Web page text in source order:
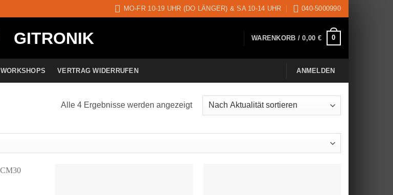
MO-FR 10-19 UHR (DO LÄNGER) & SA 10-14 UHR 040-5000990
WARENKORB /0,00 € 0
WORKSHOPS VERTRAG WIDERRUFEN ANMELDEN
Alle 4 Ergebnisse werden angezeigtNach
Aktualität